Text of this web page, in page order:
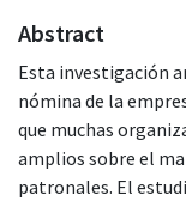
Abstract
Esta investigación
nómina de la
que muchas
amplios sobre el
patronales. El